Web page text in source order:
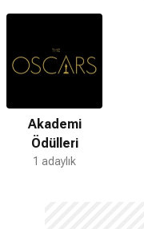
Akademi
Ödülleri
1 adaylık